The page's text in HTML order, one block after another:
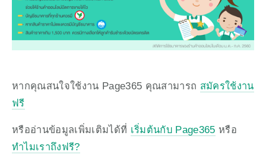
หากคุณสนใจใช้งาน Page365 คุณสามารถ สมัครใช้งาน
ฟรี
หรืออ่านข้อมูลเพิ่มเติมได้ที่ เริ่มต้นกับ Page365
ทำไมเราถึงฟรี?